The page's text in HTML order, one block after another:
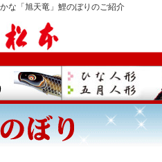
な「旭天竜」鯉のぼりのご紹介